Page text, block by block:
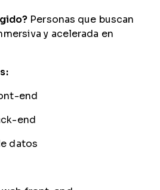
Personas que buscan
y acelerada en
end
end
datos